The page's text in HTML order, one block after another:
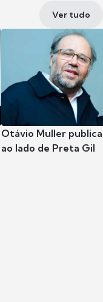
Ver tudo
Otávio Muller
ao lado de Preta Gil